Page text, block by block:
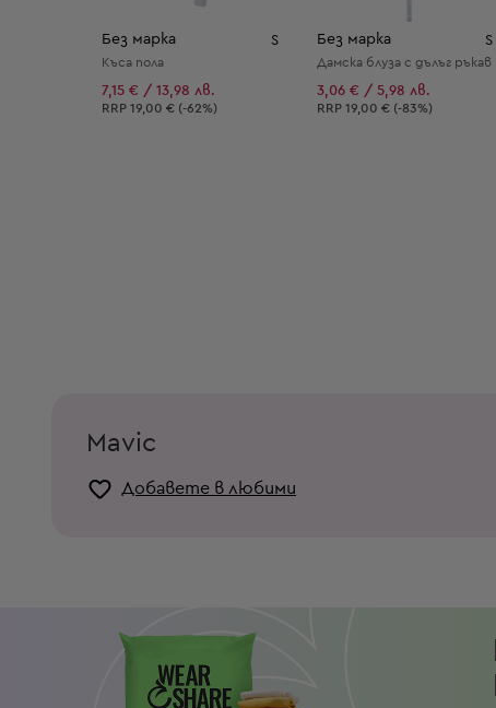
Без марка S
Къса пола
7,15 € / 13,98 лв.
Препоръчителна цена:
RRP 19,00 € (-62%)
Без марка S
Дамска блуза с дълъг ръкав
3,06 € / 5,98 лв.
Препоръчителна цена:
RRP 19,00 € (-83%)
Mavic
Добавете в любими